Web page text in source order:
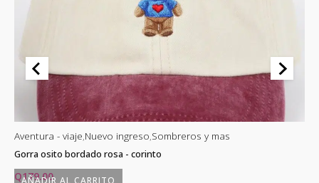
Aventura - viaje,Nuevo ingreso,Sombreros y mas
Gorra osito bordado rosa - corinto
Q179.00